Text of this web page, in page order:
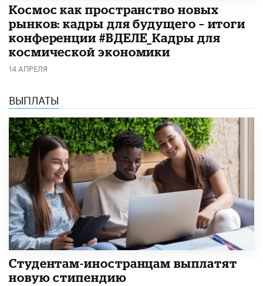
Космос как пространство новых
рынков: кадры для будущего – итоги
конференции #ВДЕЛЕ_Кадры для
космической экономики
14 АПРЕЛЯ
ВЫПЛАТЫ
Студентам-иностранцам выплатят
новую стипендию